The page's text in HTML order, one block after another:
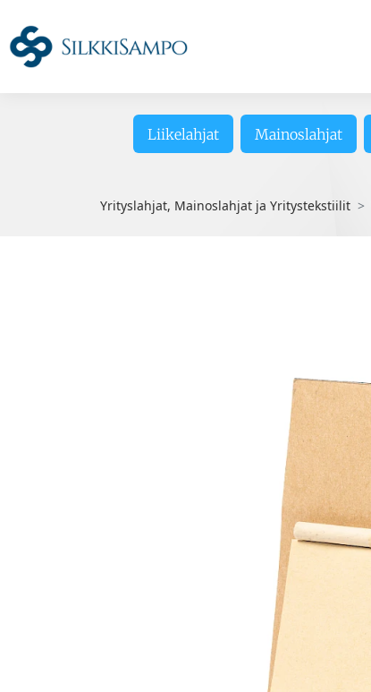
Liikelahjat Mainoslahjat
Yrityslahjat, Mainoslahjat ja Yritystekstiilit